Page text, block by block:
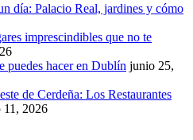
día: Palacio Real, jardines y cómo
imprescindibles que no te
puedes hacer en Dublín junio 25,
de Cerdeña: Los Restaurantes
11, 2026